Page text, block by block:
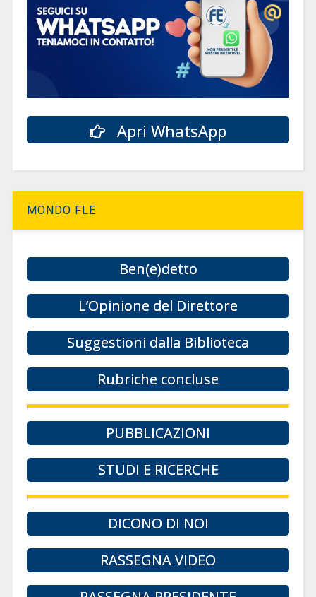
Apri WhatsApp
MONDO FLE
Ben(e)detto
L’Opinione del Direttore
Suggestioni dalla Biblioteca
Rubriche concluse
PUBBLICAZIONI
STUDI E RICERCHE
DICONO DI NOI
RASSEGNA VIDEO